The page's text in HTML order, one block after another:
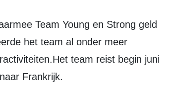
het team al onder meer
team reist begin juni
Frankrijk.